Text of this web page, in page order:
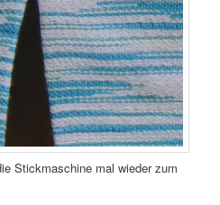
Stickmaschine mal wieder zum